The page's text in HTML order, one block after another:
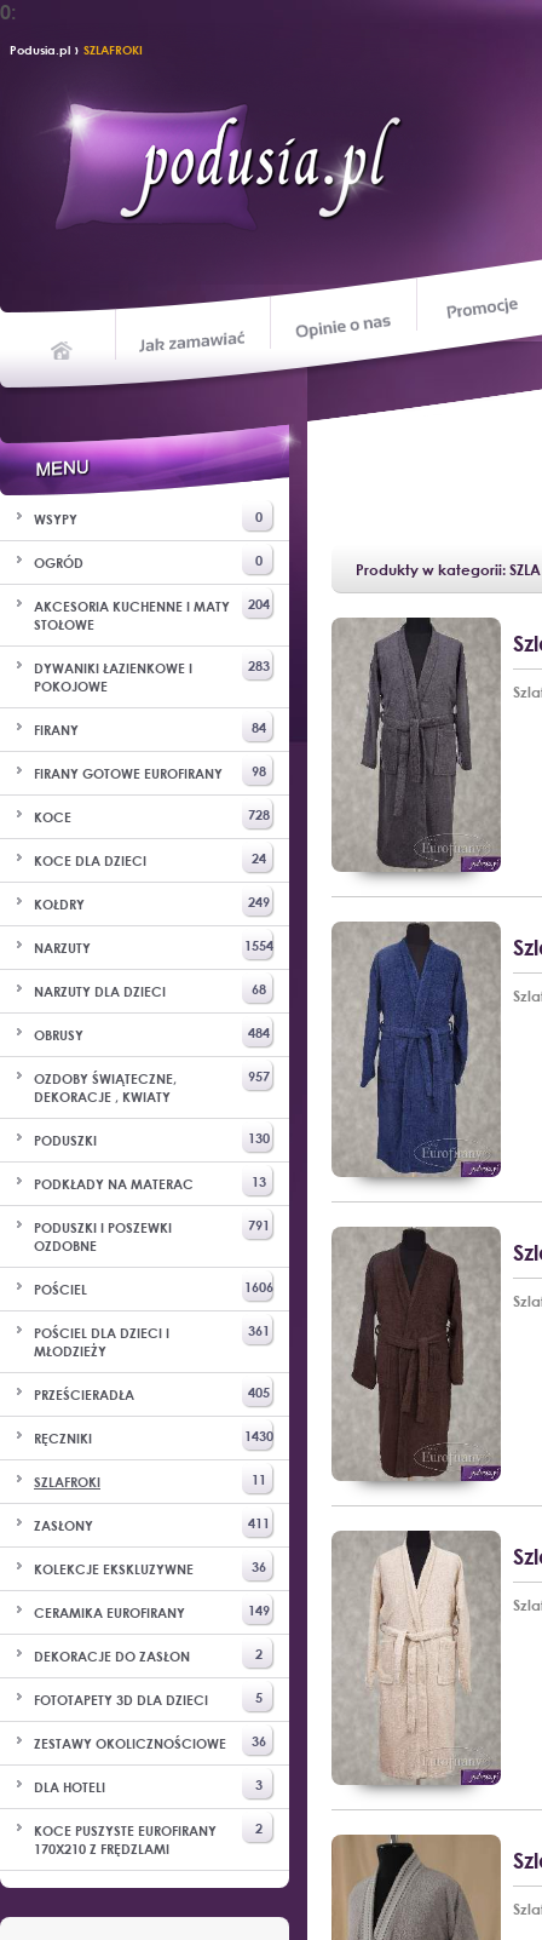
0:
Podusia.pl › SZLAFROKI
Jak zamawiać
Opinie o nas
WSYPY 0
OGRÓD 0
AKCESORIA KUCHENNE I MATY
STOŁOWE
204
DYWANIKI ŁAZIENKOWE I
POKOJOWE
283
FIRANY 84
FIRANY GOTOWE EUROFIRANY 98
KOCE 728
KOCE DLA DZIECI 24
KOŁDRY 249
NARZUTY 1554
NARZUTY DLA DZIECI 68
OBRUSY 484
OZDOBY ŚWIĄTECZNE,
DEKORACJE , KWIATY
957
PODUSZKI 130
PODKŁADY NA MATERAC 13
PODUSZKI I POSZEWKI
OZDOBNE
791
POŚCIEL 1606
POŚCIEL DLA DZIECI I
MŁODZIEŻY
361
PRZEŚCIERADŁA 405
RĘCZNIKI 1430
SZLAFROKI 11
ZASŁONY 411
KOLEKCJE EKSKLUZYWNE 36
CERAMIKA EUROFIRANY 149
DEKORACJE DO ZASŁON 2
FOTOTAPETY 3D DLA DZIECI 5
ZESTAWY OKOLICZNOŚCIOWE 36
DLA HOTELI 3
KOCE PUSZYSTE EUROFIRANY
170X210 Z FRĘDZLAMI
2
Produkty w kategorii: